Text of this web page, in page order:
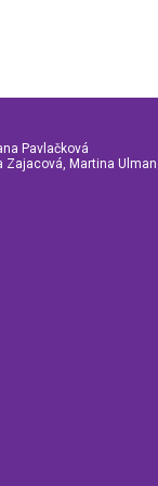
Pavlačková
Zajacová, Martina